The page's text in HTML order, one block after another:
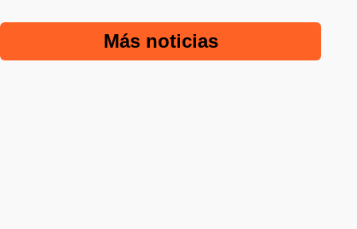
Más noticias